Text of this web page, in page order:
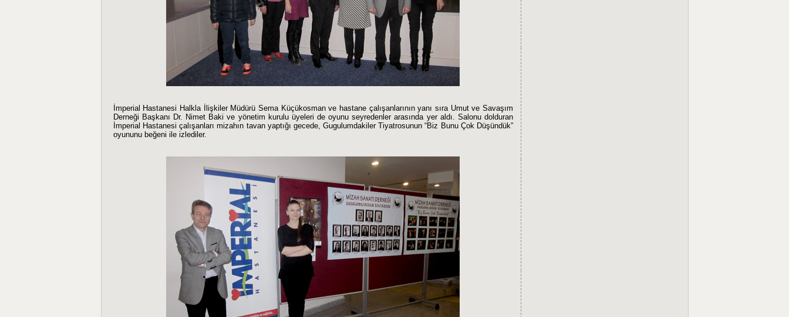
İmperial Hastanesi Halkla İlişkiler Müdürü Sema Küçükosman ve hastane çalışanlarının yanı sıra Umut ve Savaşım
Derneği Başkanı Dr. Nimet Baki ve yönetim kurulu üyeleri de oyunu seyredenler arasında yer aldı. Salonu dolduran
İmperial Hastanesi çalışanları mizahın tavan yaptığı gecede, Gugulumdakiler Tiyatrosunun “Biz Bunu Çok Düşündük”
oyununu beğeni ile izlediler.